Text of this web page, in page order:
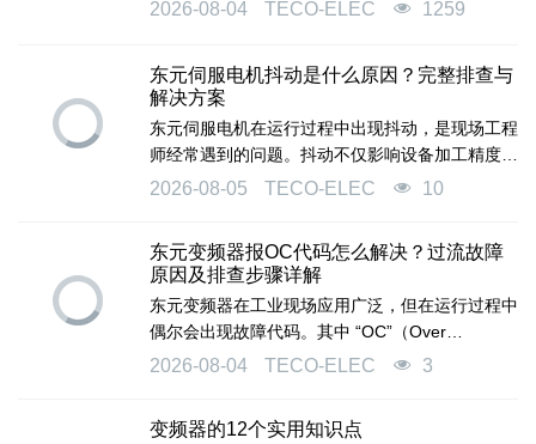
之特性进行分级。
2026-08-04 TECO-ELEC 1259
东元伺服电机抖动是什么原因？完整排查与
解决方案
东元伺服电机在运行过程中出现抖动，是现场工程
师经常遇到的问题。抖动不仅影响设备加工精度，
严重时还会触发驱动器报警，导致设备停机。很多
不需要直接更换电机。本文将详细拆解东元伺服电
机抖动的八大常见原因及完整的排查流程。
2026-08-05 TECO-ELEC 10
东元变频器报OC代码怎么解决？过流故障
原因及排查步骤详解
东元变频器在工业现场应用广泛，但在运行过程中
偶尔会出现故障代码。其中 “OC”（Over
Current，过电流）是最常见的报警代码之一。很
坏，而是外部因素导致的。本文将详细拆解东元变
2026-08-04 TECO-ELEC 3
变频器的12个实用知识点